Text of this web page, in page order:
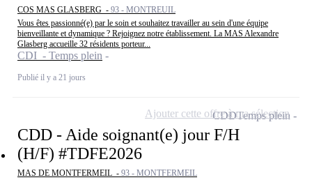
COS MAS GLASBERG - 93 - MONTREUIL
Vous êtes passionné(e) par le soin et souhaitez travailler au sein d'une équipe
bienveillante et dynamique ? Rejoignez notre établissement. La MAS Alexandre
Glasberg accueille 32 résidents porteur...
CDI - Temps plein
Publié il y a 21 jours
CDD - Aide soignant(e) jour F/H
(H/F) #TDFE2026
MAS DE MONTFERMEIL - 93 - MONTFERMEIL
CDDTemps plein
Ajouter cette offre à ma sélection